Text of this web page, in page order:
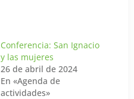
Conferencia: San Ignacio
y las mujeres
26 de abril de 2024
En «Agenda de
actividades»